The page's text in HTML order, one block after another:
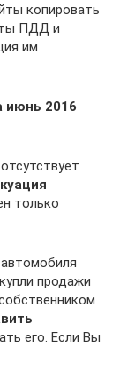
копировать
ПДД и
им
июнь 2016
только
продажи
его. Если Вы